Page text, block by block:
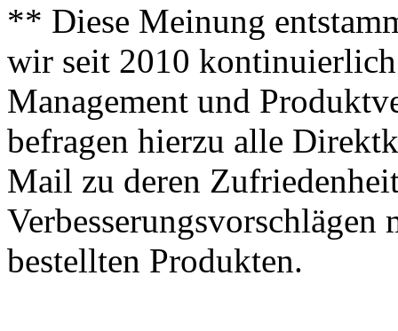
** Diese Meinung
wir seit 2010
Management und
befragen hierzu alle
Mail zu deren
bestellten Produkten.